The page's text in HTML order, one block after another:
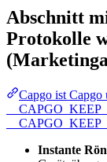
Abschnitt
Protokolle
Capgo ist
Instante